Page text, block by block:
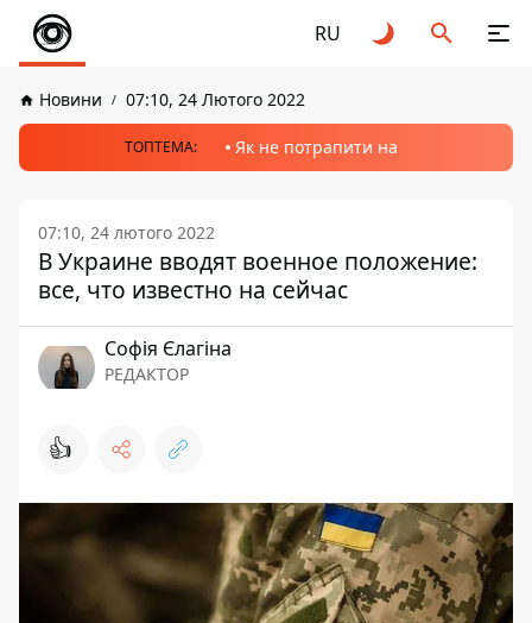
RU
Новини 07:10, 24 Лютого 2022
ТОПТЕМА: Як не потрапити на
07:10, 24 лютого 2022
В Украине вводят военное положение:
все, что известно на сейчас
Софія Єлагіна
РЕДАКТОР
👍